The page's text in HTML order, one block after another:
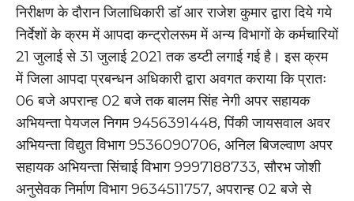
निरीक्षण के दौरान जिलाधिकारी डाॅ आर राजेश कुमार द्वारा दिये गये
निर्देशों के क्रम में आपदा कन्ट्रोलरूम में अन्य विभागों के कर्मचारियों
21 जुलाई से 31 जुलाई 2021 तक डय्टी लगाई गई है। इस क्रम
में जिला आपदा प्रबन्धन अधिकारी द्वारा अवगत कराया कि प्रातः
06 बजे अपरान्ह 02 बजे तक बालम सिंह नेगी अपर सहायक
अभियन्ता पेयजल निगम 9456391448, पिंकी जायसवाल अवर
अभियन्ता विद्युत विभाग 9536090706, अनिल बिजल्वाण अपर
सहायक अभियन्ता सिंचाई विभाग 9997188733, सौरभ जोशी
अनुसेवक निर्माण विभाग 9634511757, अपरान्ह 02 बजे से